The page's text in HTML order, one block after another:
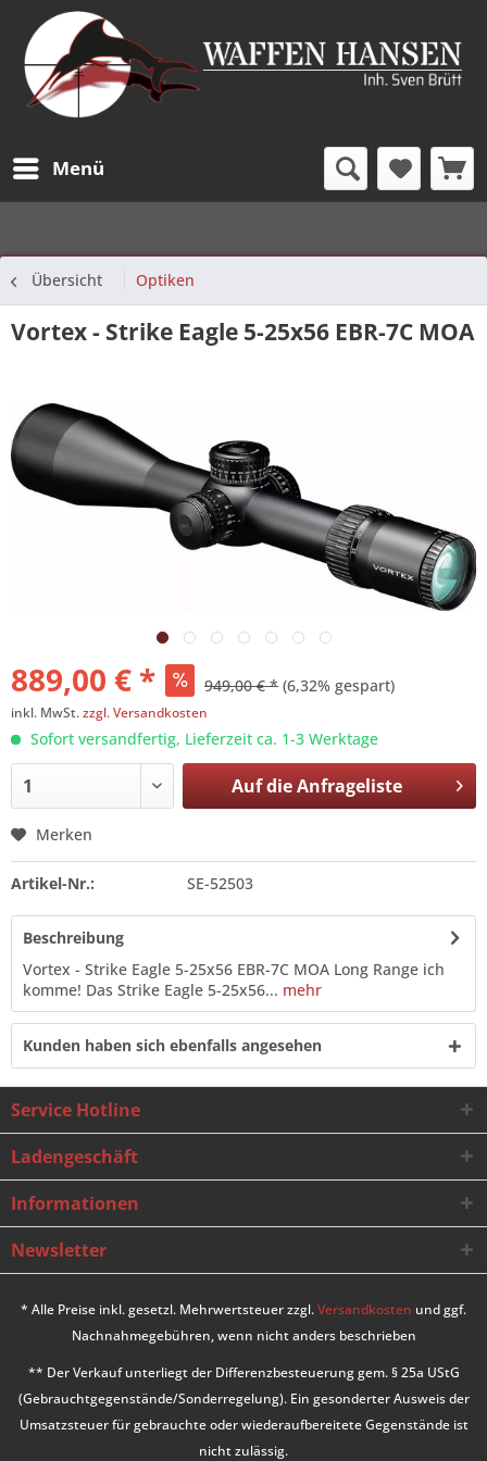
Menü
Übersicht Optiken
Vortex - Strike Eagle 5-25x56 EBR-7C MOA
889,00 € * 949,00 € * (6,32% gespart)
inkl. MwSt.zzgl. Versandkosten
Sofort versandfertig, Lieferzeit ca. 1-3 Werktage
Auf dieAnfrageliste
Merken
Artikel-Nr.: SE-52503
Beschreibung
Vortex - Strike Eagle 5-25x56 EBR-7C MOA Long Range ich
komme! Das Strike Eagle 5-25x56... mehr
Kunden haben sich ebenfalls angesehen
Service Hotline
Ladengeschäft
Informationen
Newsletter
* Alle Preise inkl. gesetzl. Mehrwertsteuer zzgl.Versandkosten und ggf.
Nachnahmegebühren, wenn nicht anders beschrieben
** Der Verkauf unterliegt der Differenzbesteuerung gem. § 25a UStG
(Gebrauchtgegenstände/Sonderregelung). Ein gesonderter Ausweis der
Umsatzsteuer für gebrauchte oder wiederaufbereitete Gegenstände ist
nicht zulässig.